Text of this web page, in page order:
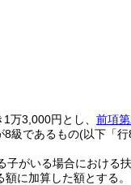
万3,000円とし、 前項
8級であるもの(以下「
子がいる場合における
に加算した額とする。